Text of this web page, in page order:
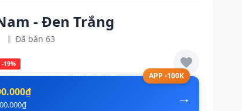
- Đen Trắng
Đã bán 63
-19%
APP -100K
→